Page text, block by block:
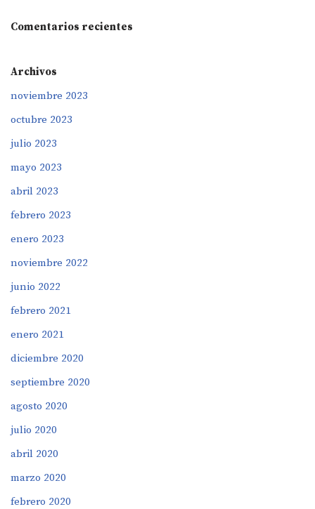
Comentarios recientes
Archivos
noviembre 2023
octubre 2023
julio 2023
mayo 2023
abril 2023
febrero 2023
enero 2023
noviembre 2022
junio 2022
febrero 2021
enero 2021
diciembre 2020
septiembre 2020
agosto 2020
julio 2020
abril 2020
marzo 2020
febrero 2020